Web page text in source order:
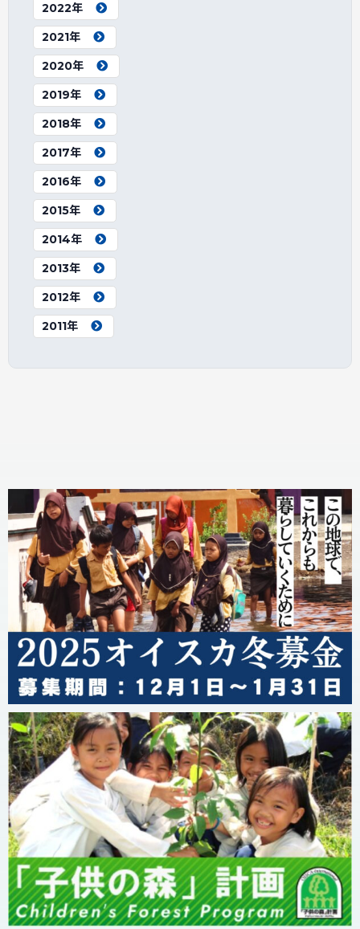
2022年
2021年
2020年
2019年
2018年
2017年
2016年
2015年
2014年
2013年
2012年
2011年